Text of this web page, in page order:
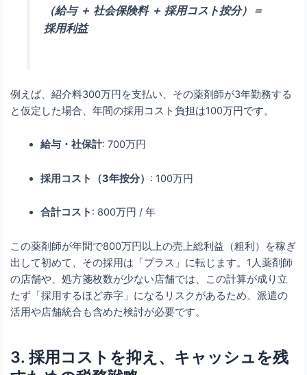
（給与 ＋ 社会保険料 ＋ 採用コスト按分）＝
採用利益
例えば、紹介料300万円を支払い、その薬剤師が3年勤務する
と仮定した場合、年間の採用コスト負担は100万円です。
給与・社保計: 700万円
採用コスト（3年按分） : 100万円
合計コスト : 800万円 / 年
この薬剤師が年間で800万円以上の売上総利益（粗利）を稼ぎ
出して初めて、その採用は「プラス」に転じます。1人薬剤師
の店舗や、処方箋枚数が少ない店舗では、この計算が成り立
たず「採用するほど赤字」になるリスクがあるため、派遣の
活用や店舗統合も含めた検討が必要です。
3. 採用コストを抑え、キャッシュを残